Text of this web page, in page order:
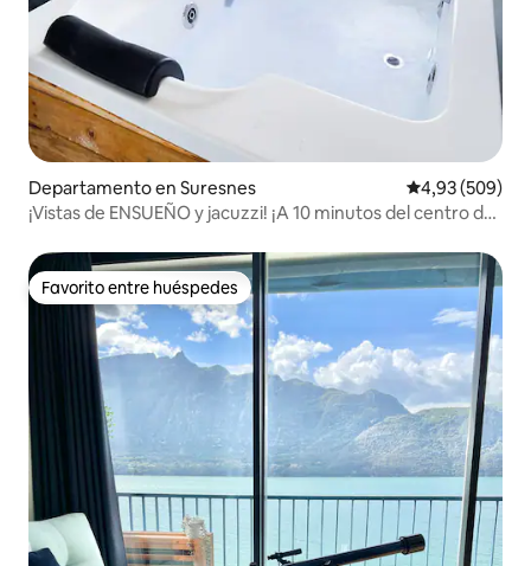
Departamento en Suresnes Calificación
4,93 (509)
¡Vistas de ENSUEÑO y jacuzzi! ¡A 10 minutos del centro de
Favorito entre huéspedes
Favorito entre huéspedes